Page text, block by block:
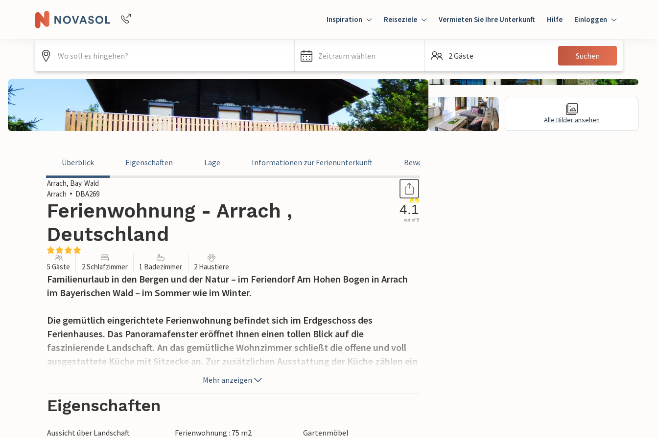
+4940688715475
Inspiration Reiseziele Vermieten Sie Ihre Unterkunft Hilfe Einloggen
Einloggen
Gast
Zeitraum wählen 2 Gäste Suchen
Alle Bilder ansehen
Überblick Eigenschaften Lage Informationen zur Ferienunterkunft Bewertungen
Arrach, Bay. Wald
Arrach
DBA269
Ferienwohnung - Arrach ,
Deutschland
4.1
out of 5
5 Gäste 2 Schlafzimmer 1 Badezimmer 2 Haustiere
Familienurlaub in den Bergen und der Natur – im Feriendorf Am Hohen Bogen in Arrach
im Bayerischen Wald – im Sommer wie im Winter.
Die gemütlich eingerichtete Ferienwohnung befindet sich im Erdgeschoss des
Ferienhauses. Das Panoramafenster eröffnet Ihnen einen tollen Blick auf die
faszinierende Landschaft. An das gemütliche Wohnzimmer schließt die offene und voll
ausgestattete Küche mit Sitzecke an. Zur zusätzlichen Ausstattung der Küche zählen ein
Babyflaschen-Wärmer, Eier- und Wasserkocher. Für die 5. Person gibt es ein Klappbett,
Auf der Terrasse können Sie den Tag mit Blick auf die Berge begrüßen. Und während Ihre
Kinder auf der großen Rasenfläche spielen, lassen Sie den Tag auf der schönen Terrasse
Mehr anzeigen
Eigenschaften
Aussicht über Landschaft Ferienwohnung : 75 m2
Gartenmöbel